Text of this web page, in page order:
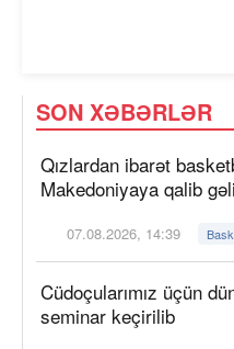
SON XƏBƏRLƏR
Qızlardan ibarət
Makedoniyaya qalib
07.08.2026, 14:39
Cüdoçularımız üçün
seminar keçirilib